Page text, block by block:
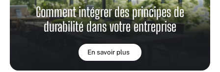
Comment intégrer des principes de
durabilité dans votre entreprise
En savoir plus